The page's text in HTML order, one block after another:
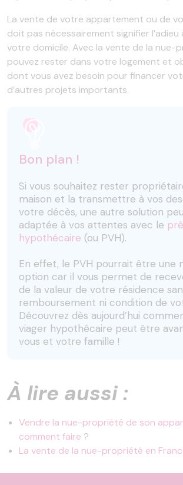
La vente de votre appartement ou de
doit pas nécessairement signifier
votre domicile. Avec la vente de la nue-
pouvez rester dans votre logement et
dont vous avez besoin pour financer
d’autres projets importants.
Bon plan !
Si vous souhaitez rester
maison et la transmettre à vos
votre décès, une autre solution
adaptée à vos attentes avec le
hypothécaire (ou PVH).
En effet, le PVH pourrait être une
option car il vous permet de
de la valeur de votre résidence
remboursement ni condition de
Découvrez dès aujourd’hui
viager hypothécaire peut être
vous et votre famille !
À lire aussi :
Vendre la nue-propriété de son
comment faire ?
La vente de la nue-propriété en